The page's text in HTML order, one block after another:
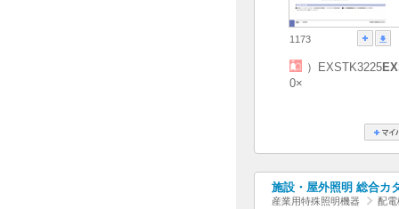
1173
）EXSTK3225
0×
施設・屋外照明 総合カ
産業用特殊照明機器 配電